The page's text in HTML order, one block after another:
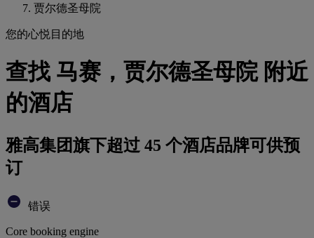
贾尔德圣母院
您的心悦目的地
查找 马赛，贾尔德圣母院 附近
的酒店
雅高集团旗下超过 45 个酒店品牌可供预
订
错误
Core booking engine